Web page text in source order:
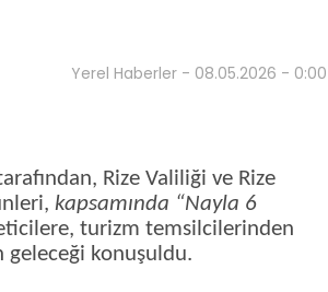
Yerel Haberler - 08.05.2026 - 0:00
Rize Valiliği ve Rize
kapsamında “Nayla 6
turizm temsilcilerinden
geleceği konuşuldu.